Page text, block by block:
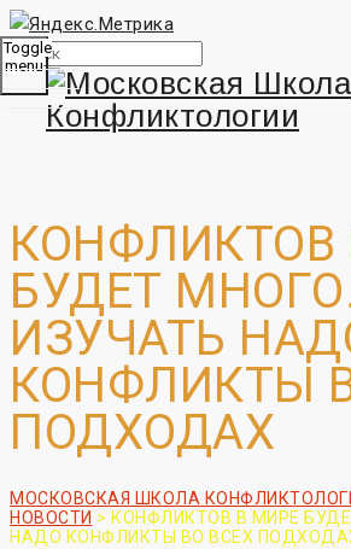
Toggle
menu
КОНФЛИКТОВ
БУДЕТ
ИЗУЧАТЬ
КОНФЛИКТЫ
ПОДХОДАХ
МОСКОВСКАЯ ШКОЛА
НОВОСТИ > КОНФЛИКТОВ В МИРЕ
НАДО КОНФЛИКТЫ ВО ВСЕХ